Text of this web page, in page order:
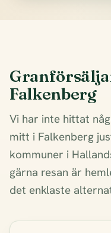
Falkenberg
Vi har inte hittat
mitt i Falkenberg
kommuner i
gärna resan är
det enklaste